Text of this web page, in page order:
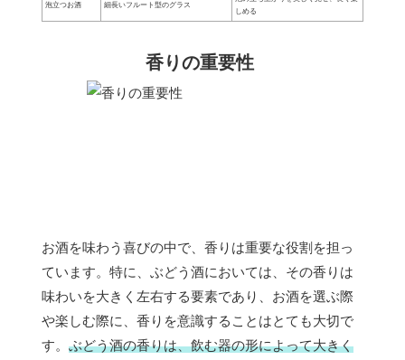
泡立つお酒 細長いフルート型のグラス
しめる
香りの重要性
お酒を味わう喜びの中で、香りは重要な役割を担っ
ています。特に、ぶどう酒においては、その香りは
味わいを大きく左右する要素であり、お酒を選ぶ際
や楽しむ際に、香りを意識することはとても大切で
す。 ぶどう酒の香りは、飲む器の形によって大きく